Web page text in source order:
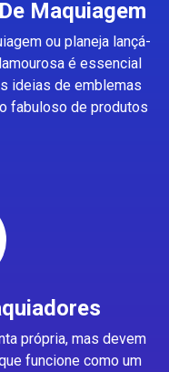
Maquiagem
ou planeja lançá-
é essencial
ideias de emblemas
fabuloso de produtos
própria, mas devem
funcione como um